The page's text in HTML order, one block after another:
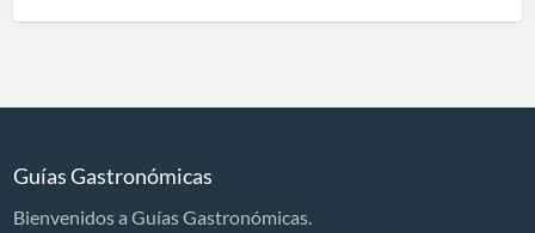
Guías Gastronómicas
Bienvenidos a Guías Gastronómicas.